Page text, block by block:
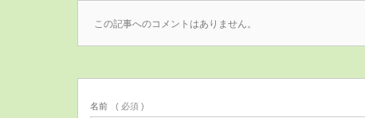
この記事へのコメントはありません。
名前 ( 必須 )